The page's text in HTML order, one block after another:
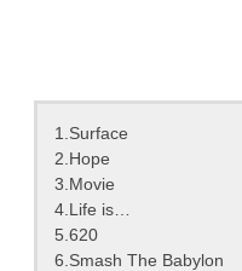
1.Surface
2.Hope
3.Movie
4.Life is…
5.620
6.Smash The Babylon